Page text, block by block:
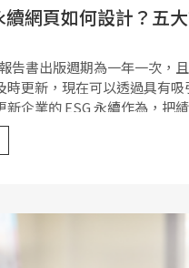
續網頁如何設計？五
告書出版週期為一年一次，
時更新，現在可以透過具有吸
新企業的 ESG 永續作為，把
與永續精神提升價值，更讓
識企業，進而產生信賴，也能